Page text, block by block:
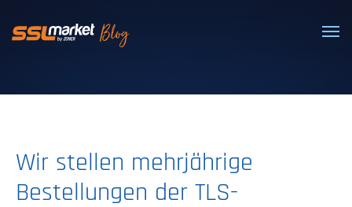
Vertrauenswürdige SSL/TLS-
Wir stellen mehrjährige
Bestellungen der TLS-